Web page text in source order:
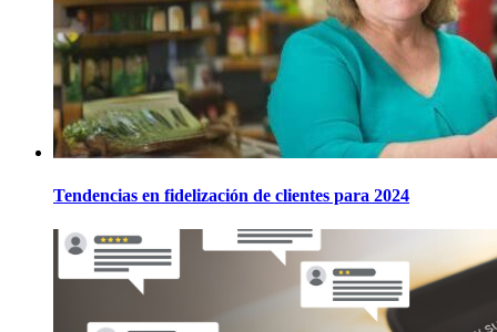
Tendencias en fidelización de clientes para 2024